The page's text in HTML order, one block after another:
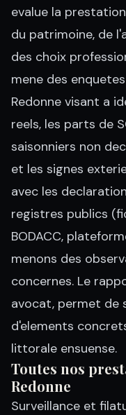
evalue la
du patrimoine, de
des choix
mene des
Redonne visant a
reels, les parts de
saisonniers non
et les signes
avec les
registres publics
BODACC,
menons des
concernes. Le
avocat, permet de
d'elements
littorale ensuense.
Toutes nos
Redonne
Surveillance et